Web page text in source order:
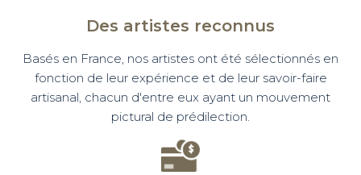
Des artistes reconnus
Basés en France, nos artistes ont été sélectionnés en
fonction de leur expérience et de leur savoir-faire
artisanal, chacun d'entre eux ayant un mouvement
pictural de prédilection.